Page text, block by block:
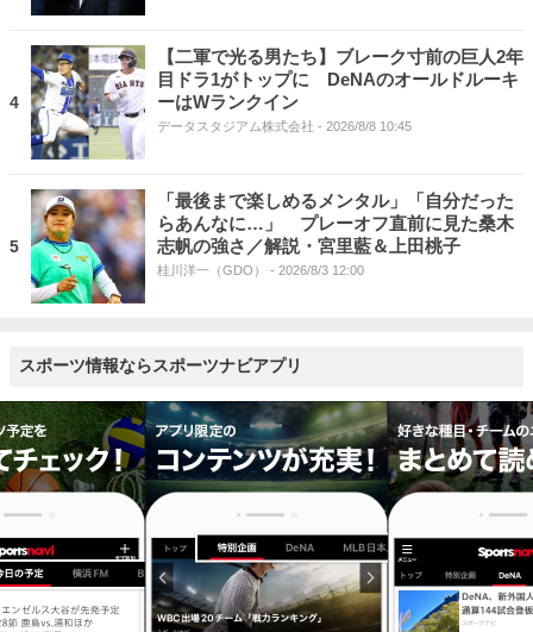
4
【二軍で光る男たち】ブレーク寸前の巨人2年
目ドラ1がトップに DeNAのオールドルーキ
ーはWランクイン
データスタジアム株式会社 - 2026/8/8 10:45
5
「最後まで楽しめるメンタル」「自分だった
らあんなに…」 プレーオフ直前に見た桑木
志帆の強さ／解説・宮里藍＆上田桃子
桂川洋一（GDO） - 2026/8/3 12:00
スポーツ情報ならスポーツナビアプリ